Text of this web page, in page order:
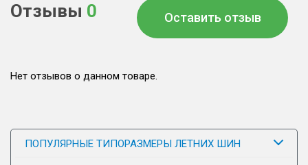
Отзывы 0 Оставить отзыв
Нет отзывов о данном товаре.
ПОПУЛЯРНЫЕ ТИПОРАЗМЕРЫ ЛЕТНИХ ШИН